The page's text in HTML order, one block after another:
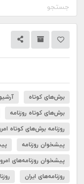
جستجو
برش‌های کوتاه
برش‌های کوتاه روزنامه
روزنامه برش‌های کوتاه
پیشخوان روزنامه
پیشخوان روزنامه‌های
روزنامه‌های ایران